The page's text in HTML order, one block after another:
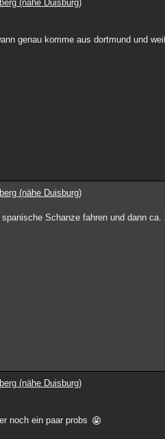
(nähe Duisburg)
genau komme aus dortmund und
(nähe Duisburg)
Schanze fahren und dann ca.
(nähe Duisburg)
noch ein paar probs